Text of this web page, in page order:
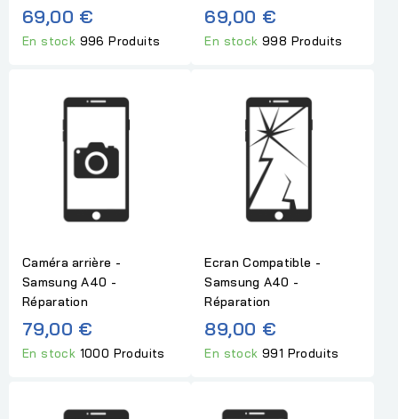
69,00 €
En stock 996 Produits
69,00 €
En stock998 Produits
Caméra arrière -
Samsung A40 -
Réparation
79,00 €
En stock 1000 Produits
Ecran Compatible -
Samsung A40 -
Réparation
89,00 €
En stock991 Produits